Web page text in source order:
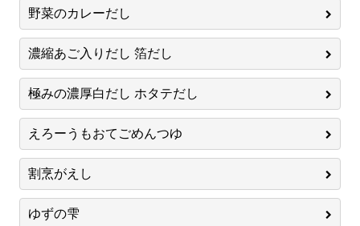
野菜のカレーだし
濃縮あご入りだし 箔だし
極みの濃厚白だし ホタテだし
えろーうもおてごめんつゆ
割烹がえし
ゆずの雫